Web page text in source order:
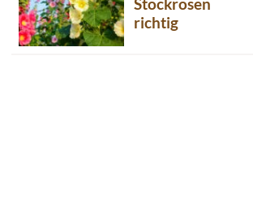
Stockrosen
richtig